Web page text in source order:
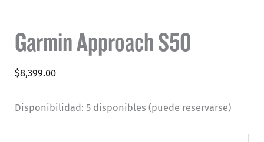
Garmin Approach S50
$8,399.00
Disponibilidad: 5 disponibles (puede reservarse)